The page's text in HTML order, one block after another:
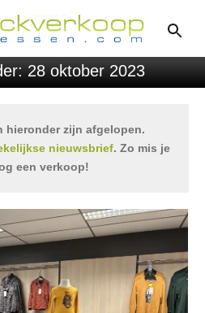
28 oktober 2023
hieronder zijn afgelopen.
nieuwsbrief. Zo mis je
een verkoop!